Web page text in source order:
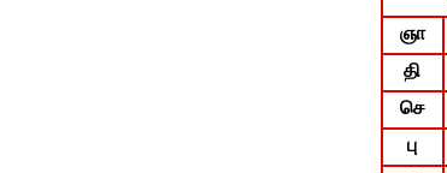
ஞா
தி
செ
பு